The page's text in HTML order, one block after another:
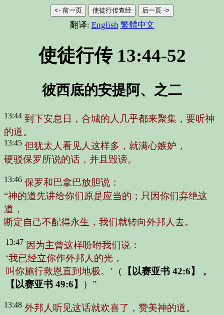
<- 前一页 使徒行传查经 后一页 ->
翻译: English 繁體中文
使徒行传 13:44-52
彼西底的安提阿、之二
13:44 到下安息日，合城的人几乎都来聚集，要听神
的道。
13:45 但犹太人看见人这样多，就满心嫉妒，
硬驳保罗所说的话，并且毁谤。
13:46 保罗和巴拿巴放胆说：
“神的道先讲给你们原是应当的；只因你们弃绝这
道，
断定自己不配得永生，我们就转向外邦人去。
13:47 因为主曾这样吩咐我们说：
‘我已经立你作外邦人的光，
叫你施行救恩直到地极。 ’ （
【以赛亚书 42:6】，
【以赛亚书 49:6】
） ”
13:48 外邦人听见这话就欢喜了，赞美神的道。